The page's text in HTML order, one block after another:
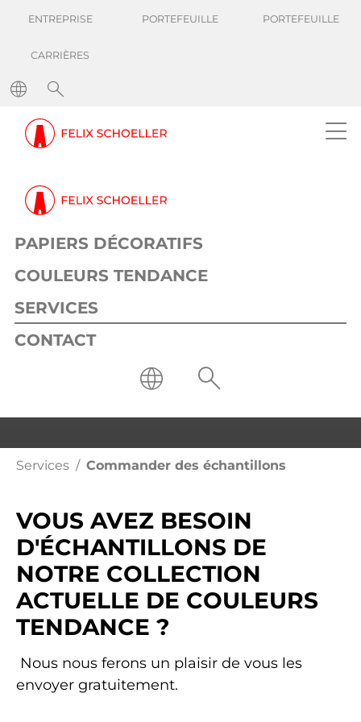
ENTREPRISE PORTEFEUILLE PORTEFEUILLE
CARRIÈRES
PAPIERS DÉCORATIFS
COULEURS TENDANCE
SERVICES
CONTACT
SERVICE D'ÉCHANTILLONS
Services Commander des échantillons
VOUS AVEZ BESOIN
D'ÉCHANTILLONS DE
NOTRE COLLECTION
ACTUELLE DE COULEURS
TENDANCE ?
Nous nous ferons un plaisir de vous les
envoyer gratuitement.